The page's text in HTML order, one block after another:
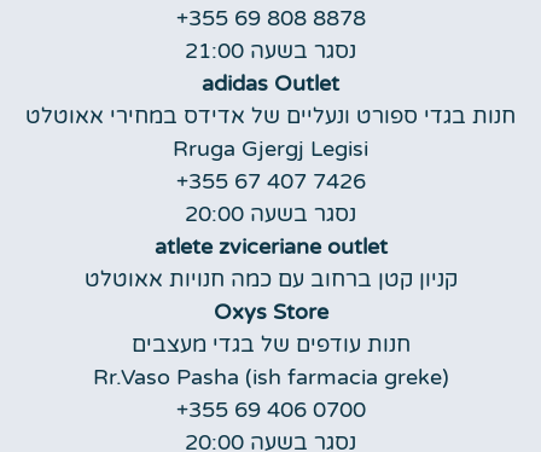
+355 69 808 8878
נסגר בשעה 21:00
adidas Outlet
חנות בגדי ספורט ונעליים של אדידס במחירי אאוטלט
Rruga Gjergj Legisi
+355 67 407 7426
נסגר בשעה 20:00
atlete zviceriane outlet
קניון קטן ברחוב עם כמה חנויות אאוטלט
Oxys Store
חנות עודפים של בגדי מעצבים
Rr.Vaso Pasha (ish farmacia greke)
+355 69 406 0700
נסגר בשעה 20:00